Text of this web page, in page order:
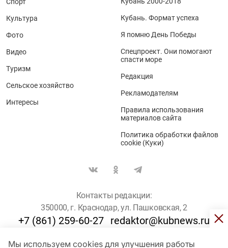
Мы используем cookies для улучшения работы
Культура
Фото
Видео
Туризм
Сельское хозяйство
Интересы
Кубань. Формат успеха
Я помню День Победы
Спецпроект. Они помогают
спасти море
Редакция
Рекламодателям
Правила использования
материалов сайта
Политика обработки файлов
cookie (Куки)
Контакты редакции:
350000, г. Краснодар, ул. Пашковская, 2
+7 (861) 259-60-27 redaktor@kubnews.ru